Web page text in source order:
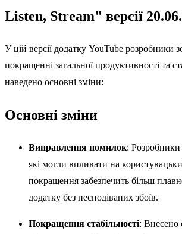
Listen, Stream" версії
У цій версії додатку YouTube розробники
покращенні загальної продуктивності та
наведено основні зміни:
Основні зміни
Виправлення помилок: Розробники
які могли впливати на
покращення забезпечить більш
додатку без несподіваних збоїв.
Покращення стабільності: Внесено